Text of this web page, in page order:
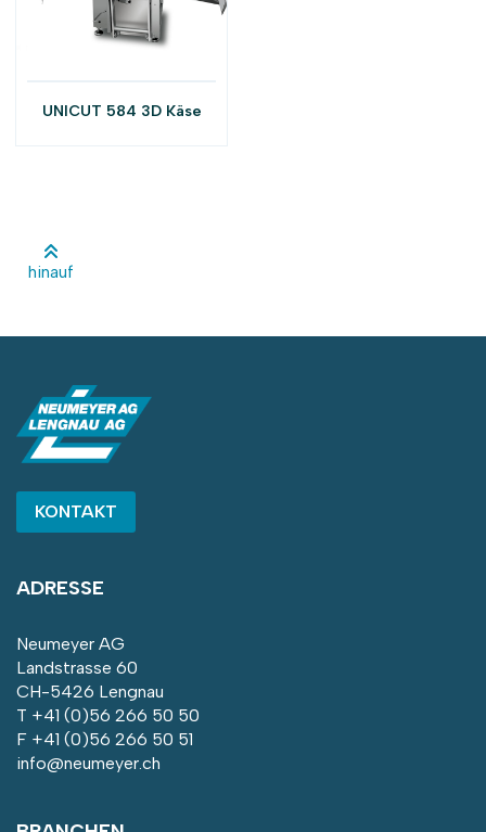
UNICUT 584 3D Käse
hinauf
KONTAKT
ADRESSE
Neumeyer AG
Landstrasse 60
CH-5426 Lengnau
T +41 (0)56 266 50 50
F +41 (0)56 266 50 51
info@neumeyer.ch